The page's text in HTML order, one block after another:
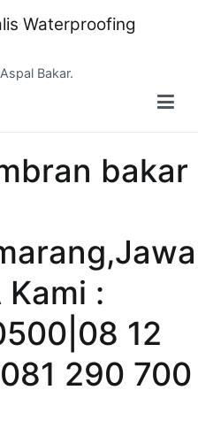
Waterproofing
Bakar.
bakar
Kami :
12
290 700